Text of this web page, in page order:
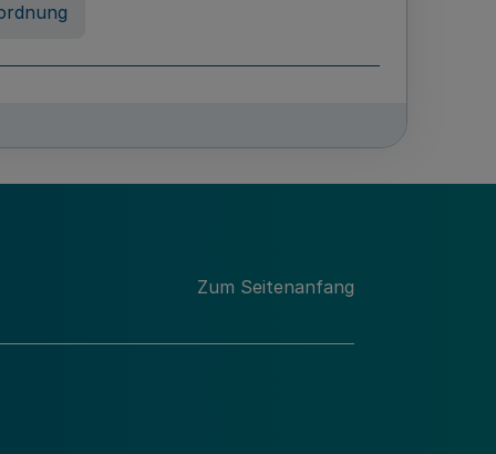
des Landes Nordrhein-
Zum Seitenanfang